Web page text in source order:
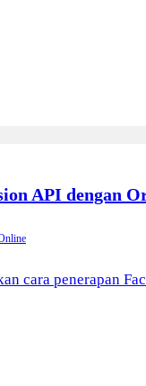
API dengan
cara penerapan